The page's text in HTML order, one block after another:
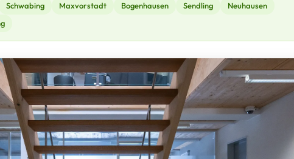
Schwabing Maxvorstadt Bogenhausen Sendling
Neuhausen